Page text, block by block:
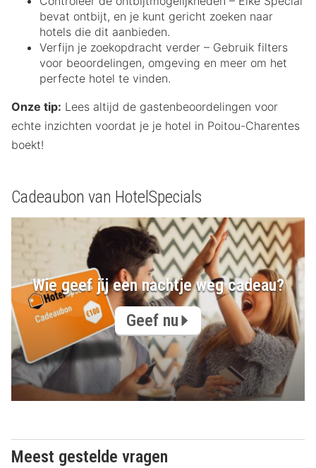
bevat ontbijt, en je kunt gericht zoeken naar
hotels die dit aanbieden.
Verfijn je zoekopdracht verder – Gebruik filters
voor beoordelingen, omgeving en meer om het
perfecte hotel te vinden.
Onze tip: Lees altijd de gastenbeoordelingen voor
echte inzichten voordat je je hotel in Poitou-Charentes
boekt!
Cadeaubon van HotelSpecials
Wie geef jij een nachtje weg cadeau?
Geef nu
Meest gestelde vragen